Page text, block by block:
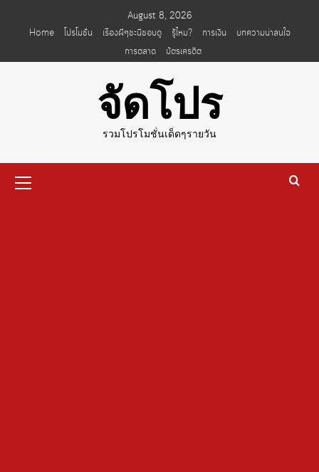
August 8, 2026
Home
โปรโมชั่น เรื่องผีๆชะนีชอบดู รู้ไหม? การเงิน
บทความน่าสนใจ
การตลาด
บัตรเครดิต
จัดโปร
รวมโปรโมชั่นเด็ดๆรายวัน
Menu